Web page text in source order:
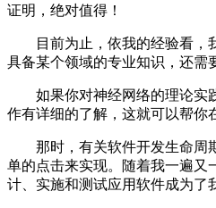
证明，绝对值得！
目前为止，依我的经验看，
具备某个领域的专业知识，还需
如果你对神经网络的理论实
作有详细的了解，这就可以帮你
那时，有关软件开发生命周
单的点击来实现。随着我一遍又
计、实施和测试应用软件成为了